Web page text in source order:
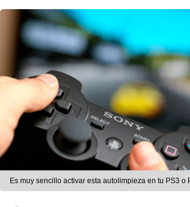
Es muy sencillo activar esta autolimpieza en tu PS3 o